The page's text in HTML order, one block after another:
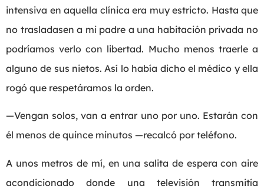
intensiva en aquella clínica era muy estricto. Hasta que
no trasladasen a mi padre a una habitación privada no
podríamos verlo con libertad. Mucho menos traerle a
alguno de sus nietos. Así lo había dicho el médico y ella
rogó que respetáramos la orden.
—Vengan solos, van a entrar uno por uno. Estarán con
él menos de quince minutos —recalcó por teléfono.
A unos metros de mí, en una salita de espera con aire
acondicionado donde una televisión transmitía